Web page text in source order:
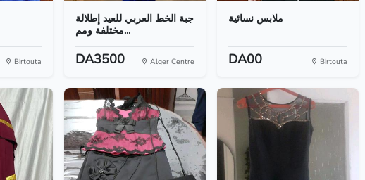
Birtouta
جبة الخط العربي للعيد إطلالة
مختلفة ومم...
DA3500 Alger Centre
ملابس نسائية
DA00 Birtouta